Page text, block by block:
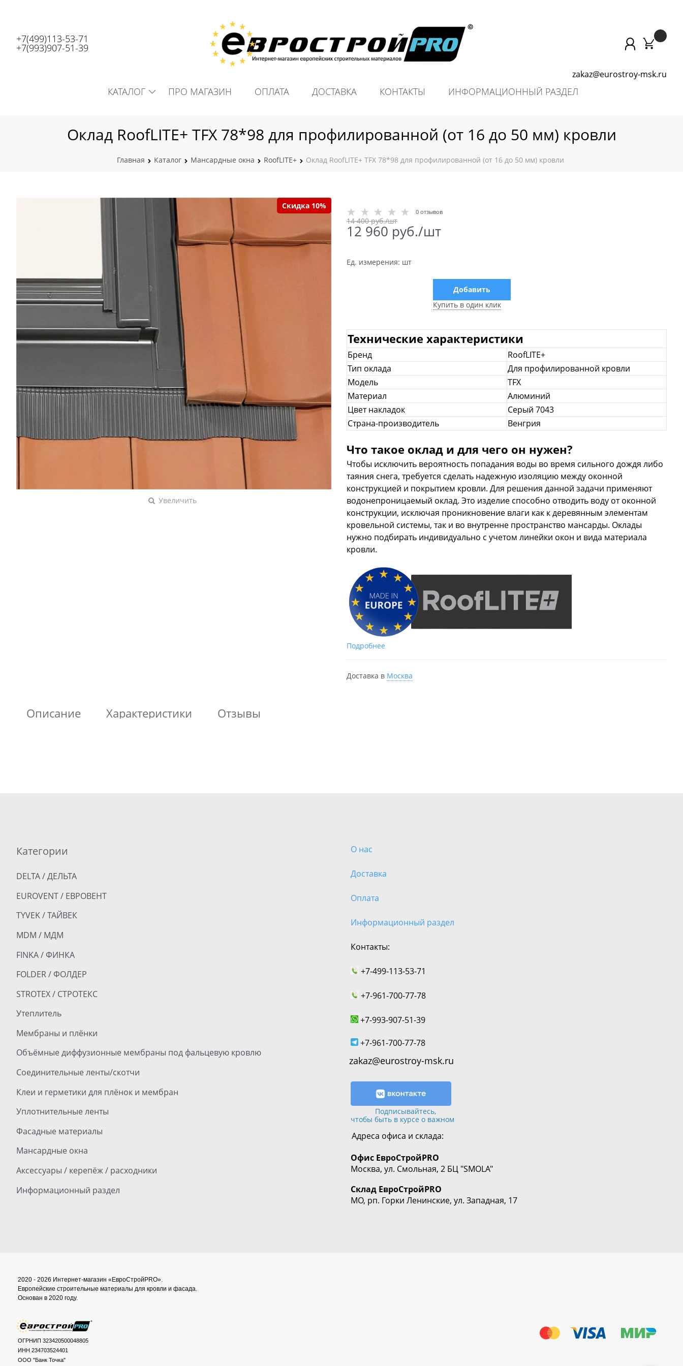
+7(499)113-53-71
+7(993)907-51-39
zakaz@eurostroy-msk.ru
КАТАЛОГ ПРО МАГАЗИН ОПЛАТА ДОСТАВКА КОНТАКТЫ ИНФОРМАЦИОННЫЙ РАЗДЕЛ
Оклад RoofLITE+ TFX 78*98 для профилированной (от 16 до 50 мм) кровли
Главная Каталог Мансардные окна RoofLITE+ Оклад RoofLITE+ TFX 78*98 для профилированной (от 16 до 50 мм) кровли
Скидка 10%
Увеличить
0 отзывов
14 400 руб./шт
12 960 руб./шт
Ед. измерения: шт
Добавить
Купить в один клик
Технические характеристики
Бренд
RoofLITE+
Тип оклада
Для профилированной кровли
Модель
ТFX
Материал
Алюминий
Цвет накладок
Серый 7043
Страна-производитель
Венгрия
Что такое оклад и для чего он нужен?
Чтобы исключить вероятность попадания воды во время сильного дождя либо
таяния снега, требуется сделать надежную изоляцию между оконной
конструкцией и покрытием кровли. Для решения данной задачи применяют
водонепроницаемый оклад. Это изделие способно отводить воду от оконной
конструкции, исключая проникновение влаги как к деревянным элементам
кровельной системы, так и во внутренне пространство мансарды. Оклады
нужно подбирать индивидуально с учетом линейки окон и вида материала
кровли.
Подробнее
Доставка в Москва
Описание Характеристики Отзывы
Категории
DELTA / ДЕЛЬТА
EUROVENT / ЕВРОВЕНТ
TYVEK / ТАЙВЕК
MDM / МДМ
FINKA / ФИНКА
FOLDER / ФОЛДЕР
STROTEX / СТРОТЕКС
Утеплитель
Мембраны и плёнки
Объёмные диффузионные мембраны под фальцевую кровлю
Соединительные ленты/скотчи
Клеи и герметики для плёнок и мембран
Уплотнительные ленты
Фасадные материалы
Мансардные окна
Аксессуары / керепёж / расходники
Информационный раздел
О нас
Доставка
Оплата
Информационный раздел
Контакты:
+7-499-113-53-71
+7-961-700-77-78
+7-993-907-51-39
+7-961-700-77-78
zakaz@eurostroy-msk.ru
Подписывайтесь,
чтобы быть в курсе о важном
Адреса офиса и склада:
Офис ЕвроСтройPRO
Москва, ул. Смольная, 2 БЦ "SMOLA"
Склад ЕвроСтройPRO
МО, рп. Горки Ленинские, ул. Западная, 17
2020 - 2026 Интернет-магазин «ЕвроСтройPRO».
Европейские строительные материалы для кровли и фасада.
Основан в 2020 году.
ОГРНИП 323420500048805
ИНН 234703524401
ООО "Банк Точка"